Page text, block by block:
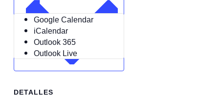
Google Calendar
iCalendar
Outlook 365
Outlook Live
DETALLES